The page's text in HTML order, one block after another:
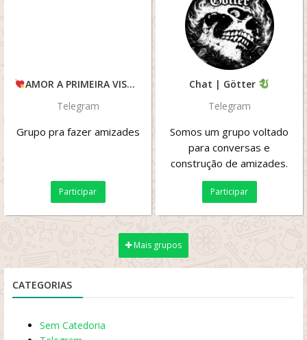
AMOR A PRIMEIRA VISTA
Telegram
Grupo pra fazer amizades
Participar
Chat | Götter
Telegram
Somos um grupo voltado
para conversas e
construção de amizades.
Eventualmente, realizamos
sorteios — como prêmios...
Participar
Mais grupos
CATEGORIAS
Sem Catedoria